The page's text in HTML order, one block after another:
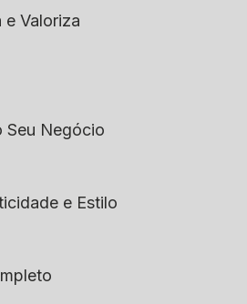
e Valoriza
Seu Negócio
e Estilo